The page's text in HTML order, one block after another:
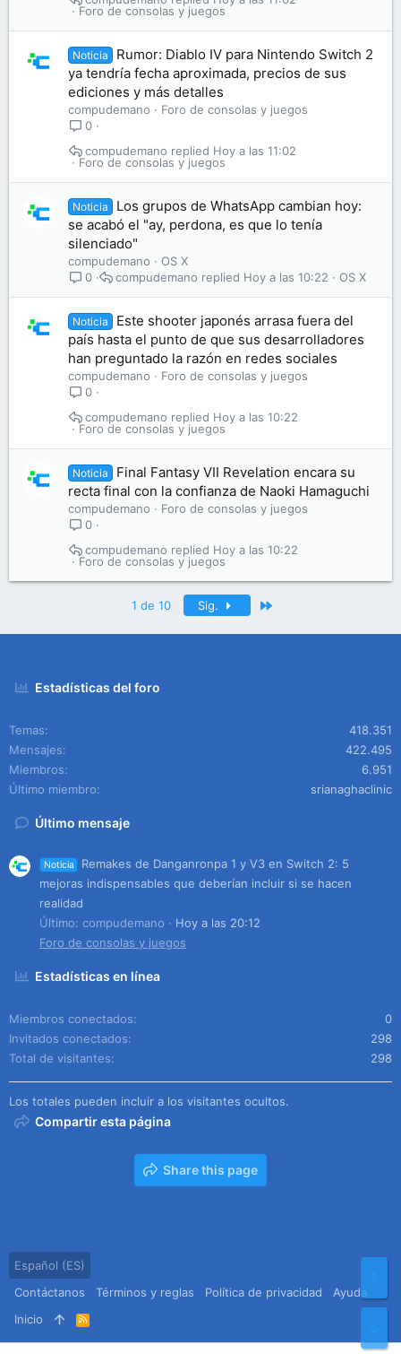
Foro de consolas y juegos
Noticia
Rumor: Diablo IV para Nintendo Switch 2
ya tendría fecha aproximada, precios de sus
ediciones y más detalles
compudemano
Foro de consolas y juegos
0
Foro de consolas y juegos
Hoy a las 11:02
compudemano
Noticia
Los grupos de WhatsApp cambian hoy:
se acabó el "ay, perdona, es que lo tenía
silenciado"
compudemano
OS X
0
OS X
Hoy a las 10:22
compudemano
Noticia
Este shooter japonés arrasa fuera del
país hasta el punto de que sus desarrolladores
han preguntado la razón en redes sociales
compudemano
Foro de consolas y juegos
0
Foro de consolas y juegos
Hoy a las 10:22
compudemano
Noticia
Final Fantasy VII Revelation encara su
recta final con la confianza de Naoki Hamaguchi
compudemano
Foro de consolas y juegos
0
Foro de consolas y juegos
Hoy a las 10:22
compudemano
1 de 10 Sig.
Estadísticas del foro
Temas
418.351
Mensajes
422.495
Miembros
6.951
Último miembro
srianaghaclinic
Último mensaje
Noticia
Remakes de Danganronpa 1 y V3 en Switch 2: 5
mejoras indispensables que deberían incluir si se hacen
realidad
Último: compudemano
Hoy a las 20:12
Foro de consolas y juegos
Estadísticas en línea
Miembros conectados
0
Invitados conectados
298
Total de visitantes
298
Los totales pueden incluir a los visitantes ocultos.
Compartir esta página
Share this page
Español (ES)
Contáctanos
Términos y reglas Política de privacidad
Ayuda
Inicio
R
S
S